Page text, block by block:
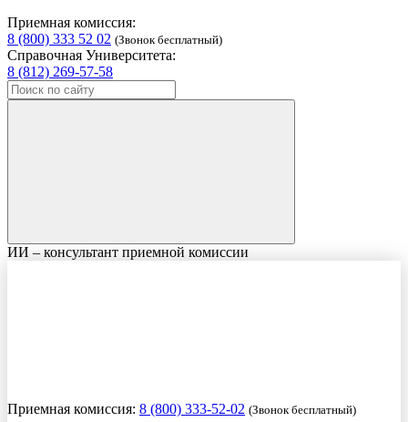
Приемная комиссия:
8 (800) 333 52 02 (Звонок бесплатный)
Справочная Университета:
8 (812) 269-57-58
ИИ – консультант приемной комиссии
Приемная комиссия: 8 (800) 333-52-02 (Звонок бесплатный)